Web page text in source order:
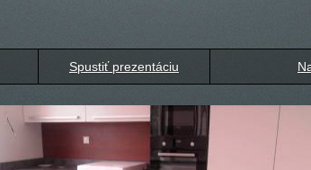
Spustiť prezentáciu